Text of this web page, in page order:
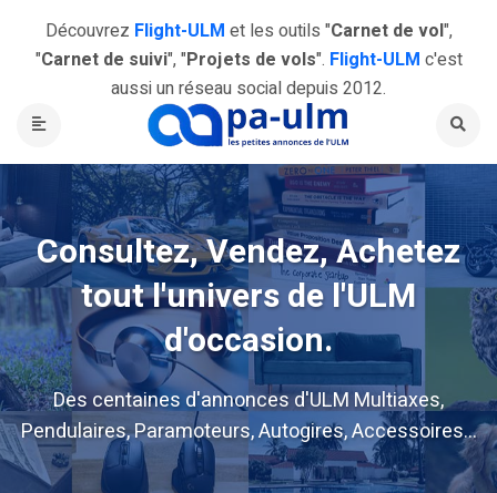
Découvrez Flight-ULM et les outils "Carnet de vol",
"Carnet de suivi", "Projets de vols". Flight-ULM c'est
aussi un réseau social depuis 2012.
Consultez, Vendez, Achetez
tout l'univers de l'ULM
d'occasion.
Des centaines d'annonces d'ULM Multiaxes,
Pendulaires, Paramoteurs, Autogires, Accessoires...